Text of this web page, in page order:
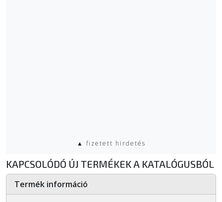
▲ fizetett hirdetés
KAPCSOLÓDÓ ÚJ TERMÉKEK A KATALÓGUSBÓL
Termék információ